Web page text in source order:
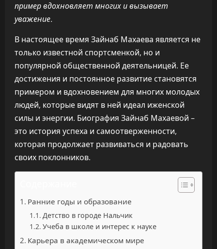
пример вдохновляет многих и вызывает
уважение.
В настоящее время Зайнаб Махаева является не
только известной спортсменкой, но и
популярной общественной деятельницей. Ее
достижения и постоянное развитие становятся
примером и вдохновением для многих молодых
людей, которые видят в ней идеал иженской
силы и энергии. Биография Зайнаб Махаевой –
это история успеха и самоотверженности,
которая продолжает развиваться и радовать
своих поклонников.
Ранние годы и образование
Детство в городе Нальчик
Учеба в школе и интерес к науке
Карьера в академическом мире